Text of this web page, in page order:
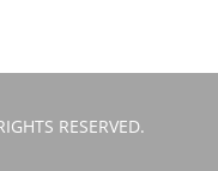
RESERVED.